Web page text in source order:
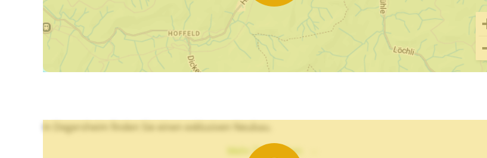
In Degersheim finden Sie einen exklusiven Neubau.
Mehr Text sehen